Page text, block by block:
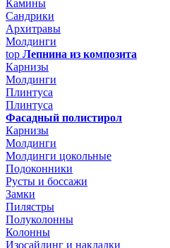
Камины
Сандрики
Архитравы
Молдинги
top Лепнина из композита
Карнизы
Молдинги
Плинтуса
Плинтуса
Фасадный полистирол
Карнизы
Молдинги
Молдинги цокольные
Подоконники
Русты и боссажи
Замки
Пилястры
Полуколонны
Колонны
Изосайдинг и накладки